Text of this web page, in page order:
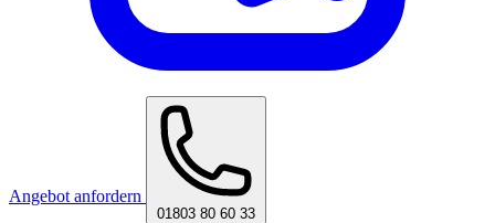
Angebot anfordern
01803 80 60 33